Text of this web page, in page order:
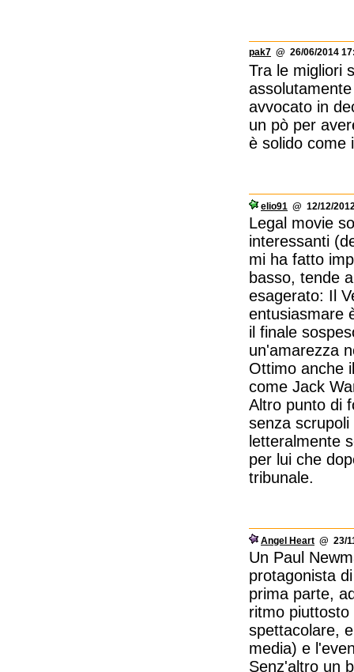
pak7 @ 26/06/2014
Tra le migliori
avvocato in
un pò per
è solido come
elio91 @ 12/12/
Legal movie
interessanti
mi ha fatto
basso, tende
esagerato: Il
entusiasmare
il finale
un'amarezza
Ottimo anche
come Jack
Altro punto di
senza
letteralmente
per lui che
tribunale.
Angel Heart @ 23/
Un Paul
protagonista
prima parte,
ritmo
spettacolare,
media) e
Senz'altro un